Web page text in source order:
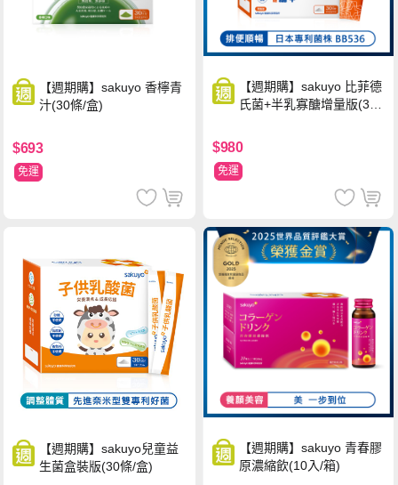
【週期購】sakuyo 香檸青
汁(30條/盒)
$693
免運
【週期購】sakuyo 比菲德
氏菌+半乳寡醣增量版(30
$980
免運
【週期購】sakuyo兒童益
生菌盒裝版(30條/盒)
【週期購】sakuyo 青春膠
原濃縮飲(10入/箱)